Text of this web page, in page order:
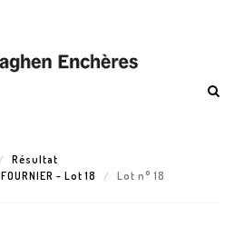
Résultat
FOURNIER - Lot 18
Lot n° 18